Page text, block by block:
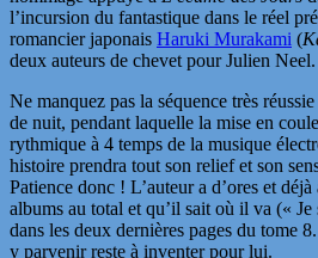
l’incursion du fantastique dans le réel
romancier japonais Haruki Murakami (
deux auteurs de chevet pour Julien Neel.
Ne manquez pas la séquence très
de nuit, pendant laquelle la mise en
rythmique à 4 temps de la musique
histoire prendra tout son relief et son
Patience donc ! L’auteur a d’ores et
albums au total et qu’il sait où il va (« Je
dans les deux dernières pages du tome
y parvenir reste à inventer pour lui.